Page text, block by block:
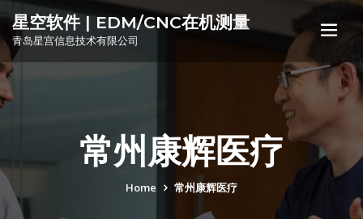
星空软件 | EDM/CNC在机测量
青岛星宫信息技术有限公司
常州康辉医疗
Home 常州康辉医疗